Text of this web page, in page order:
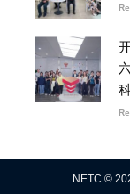
NETC ©